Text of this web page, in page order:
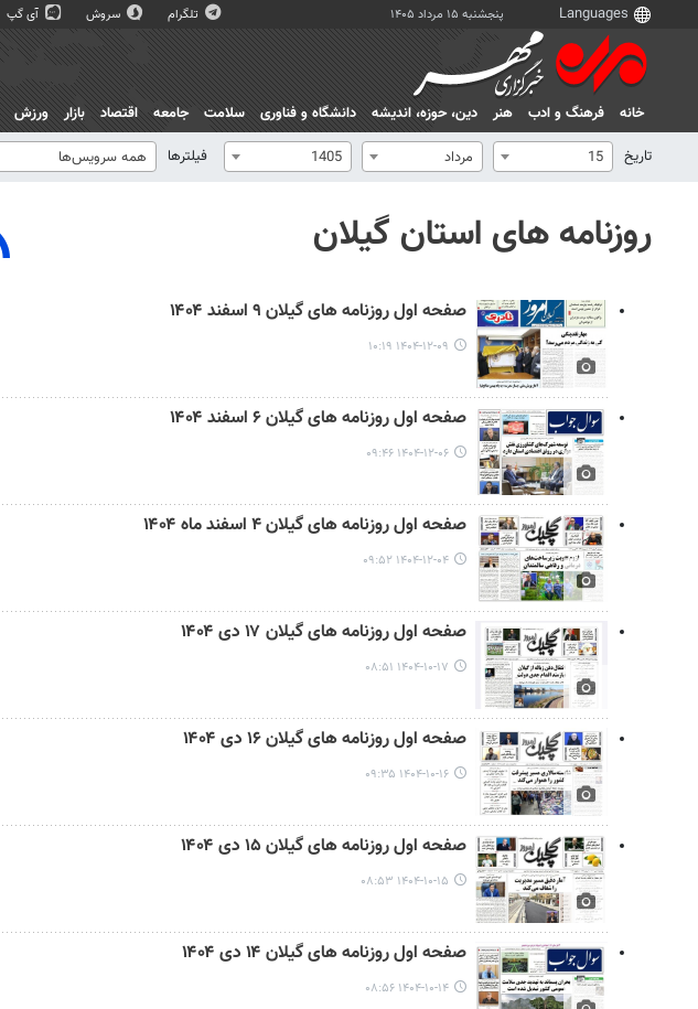
پنجشنبه ۱۵ مرداد ۱۴۰۵ تلگرام سروش آی گپ
خانه فرهنگ و ادب هنر دين، حوزه، انديشه دانشگاه و فناوری سلامت جامعه اقتصاد بازار ورزش
تاریخ
15 مرداد 1405 فیلترها همه سرویس‌ها
روزنامه های استان گیلان
صفحه اول روزنامه های گیلان ۹ اسفند ۱۴۰۴
۱۴۰۴-۱۲-۰۹ ۱۰:۱۹
صفحه اول روزنامه های گیلان ۶ اسفند ۱۴۰۴
۱۴۰۴-۱۲-۰۶ ۰۹:۴۶
صفحه اول روزنامه های گیلان ۴ اسفند ماه ۱۴۰۴
۱۴۰۴-۱۲-۰۴ ۰۹:۵۲
صفحه اول روزنامه های گیلان ۱۷ دی ۱۴۰۴
۱۴۰۴-۱۰-۱۷ ۰۸:۵۱
صفحه اول روزنامه های گیلان ۱۶ دی ۱۴۰۴
۱۴۰۴-۱۰-۱۶ ۰۹:۳۵
صفحه اول روزنامه های گیلان ۱۵ دی ۱۴۰۴
۱۴۰۴-۱۰-۱۵ ۰۸:۵۳
صفحه اول روزنامه های گیلان ۱۴ دی ۱۴۰۴
۱۴۰۴-۱۰-۱۴ ۰۸:۵۶